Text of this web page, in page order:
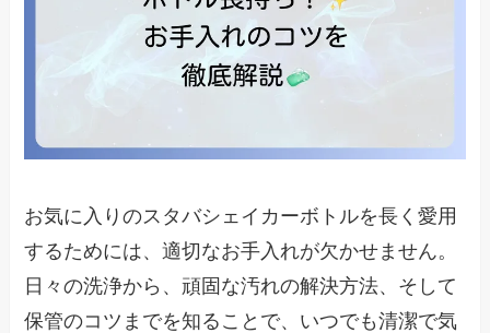
お気に入りのスタバシェイカーボトルを長く愛用
するためには、適切なお手入れが欠かせません。
日々の洗浄から、頑固な汚れの解決方法、そして
保管のコツまでを知ることで、いつでも清潔で気